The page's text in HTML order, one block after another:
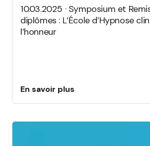
10.03.2025 · Symposium et
diplômes : L’École d’Hypnose
l’honneur
En savoir plus